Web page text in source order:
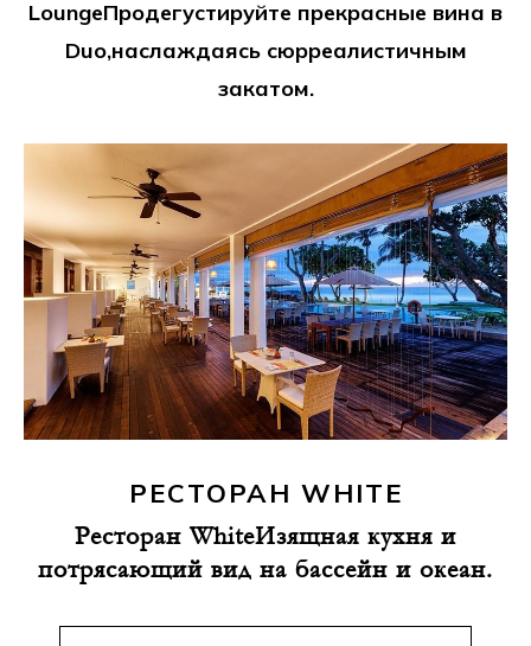
LoungeПродегустируйте прекрасные вина в
Duo,наслаждаясь сюрреалистичным
закатом.
РЕСТОРАН WHITE
Ресторан WhiteИзящная кухня и
потрясающий вид на бассейн и океан.